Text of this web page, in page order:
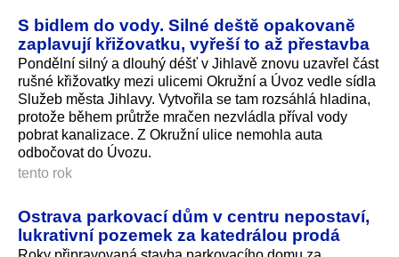
S bidlem do vody. Silné deště opakovaně
zaplavují křižovatku, vyřeší to až přestavba
Pondělní silný a dlouhý déšť v Jihlavě znovu uzavřel část
rušné křižovatky mezi ulicemi Okružní a Úvoz vedle sídla
Služeb města Jihlavy. Vytvořila se tam rozsáhlá hladina,
protože během průtrže mračen nezvládla příval vody
pobrat kanalizace. Z Okružní ulice nemohla auta
odbočovat do Úvozu.
tento rok
Ostrava parkovací dům v centru nepostaví,
lukrativní pozemek za katedrálou prodá